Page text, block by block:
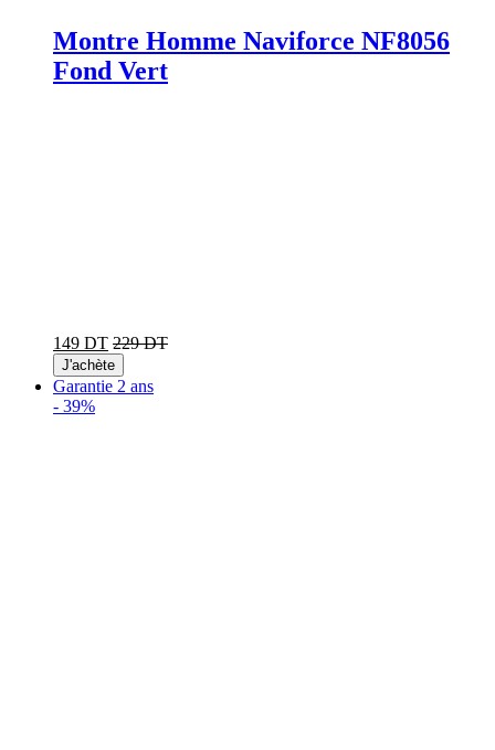
Montre Homme Naviforce NF8056
Fond Vert
149 DT 229 DT
J'achète
Garantie 2 ans
- 39%